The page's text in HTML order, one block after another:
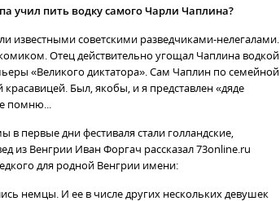
учил пить водку самого Чарли Чаплина?
известными советскими разведчиками-нелегалами.
Отец действительно угощал Чаплина водкой
«Великого диктатора». Сам Чаплин по семейной
Был, якобы, и я представлен «дяде
помню...
первые дни фестиваля стали голландские,
из Венгрии Иван Форгач рассказал 73online.ru
для родной Венгрии имени:
немцы. И ее в числе других нескольких девушек